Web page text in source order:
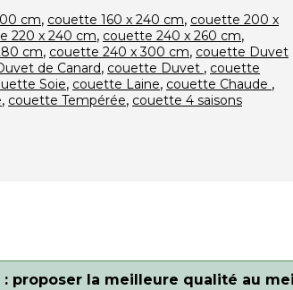
cm, couette 160 x 240 cm, couette 200 x
220 x 240 cm, couette 240 x 260 cm,
cm, couette 240 x 300 cm, couette Duvet
de Canard, couette Duvet , couette
Soie, couette Laine, couette Chaude ,
, couette Tempérée, couette 4 saisons
: proposer la meilleure qualité au